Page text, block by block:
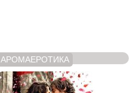
АРОМАЕРОТИКА